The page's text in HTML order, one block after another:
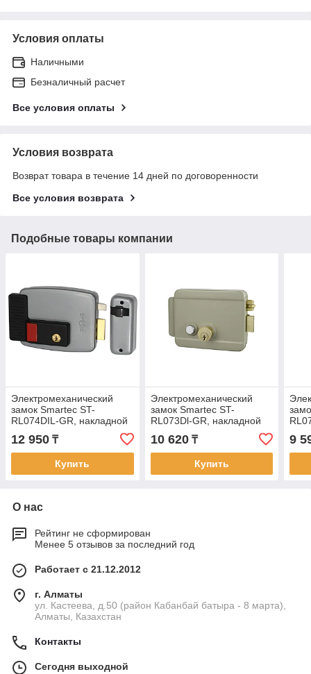
Условия оплаты
Наличными
Безналичный расчет
Все условия оплаты
Условия возврата
Возврат товара в течение 14 дней по договоренности
Все условия возврата
Подобные товары компании
Электромеханический
замок Smartec ST-
RL074DIL-GR, накладной
12 950 ₸
Купить
Электромеханический
замок Smartec ST-
RL073Dl-GR, накладной
10 620₸
Купить
9
О нас
Рейтинг не сформирован
Менее 5 отзывов за последний год
Работает с 21.12.2012
г. Алматы
ул. Кастеева, д.50 (район Кабанбай батыра - 8 марта),
Алматы, Казахстан
Контакты
Сегодня выходной